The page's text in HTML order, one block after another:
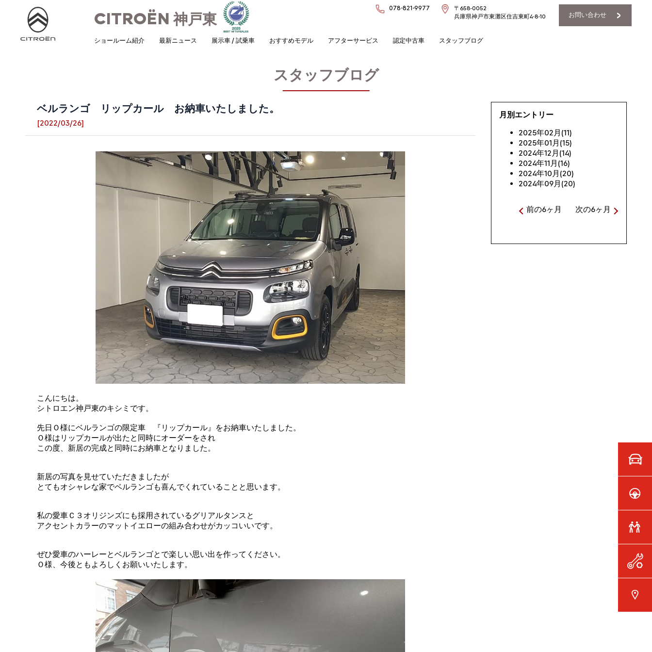
CITROËN神戸東
078-821-9977
〒658-0052
兵庫県神戸市東灘区住吉東町4-8-10
お問い合わせ
ショールーム紹介 最新ニュース 展示車 / 試乗車 おすすめモデル アフターサービス 認定中古車 スタッフブログ
スタッフブログ
ベルランゴ リップカール お納車いたしました。
[2022/03/26]
こんにちは。
シトロエン神戸東のキシミです。
先日Ｏ様にベルランゴの限定車 『リップカール』をお納車いたしました。
Ｏ様はリップカールが出たと同時にオーダーをされ
この度、新居の完成と同時にお納車となりました。
新居の写真を見せていただきましたが
とてもオシャレな家でベルランゴも喜んでくれていることと思います。
私の愛車Ｃ３オリジンズにも採用されているグリアルタンスと
アクセントカラーのマットイエローの組み合わせがカッコいいです。
ぜひ愛車のハーレーとベルランゴとで楽しい思い出を作ってください。
Ｏ様、今後ともよろしくお願いいたします。
月別エントリー
2025年02月(11)
2025年01月(15)
2024年12月(14)
2024年11月(16)
2024年10月(20)
2024年09月(20)
前の6ヶ月 次の6ヶ月